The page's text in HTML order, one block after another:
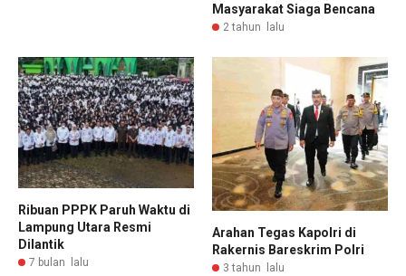
Masyarakat Siaga Bencana
2 tahun lalu
Ribuan PPPK Paruh Waktu di
Lampung Utara Resmi
Dilantik
7 bulan lalu
Arahan Tegas Kapolri di
Rakernis Bareskrim Polri
3 tahun lalu